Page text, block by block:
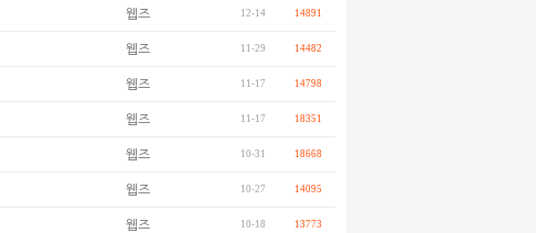
웹즈 12-14 14891
웹즈 11-29 14482
웹즈 11-17 14798
웹즈 11-17 18351
웹즈 10-31 18668
웹즈 10-27 14095
웹즈 10-18 13773